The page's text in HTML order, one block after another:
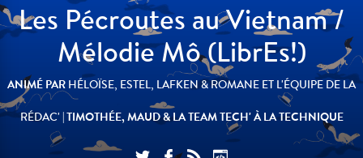
Les Pécroutes au Vietnam /
Mélodie Mô (LibrEs!)
ANIMÉ PAR HÉLOÏSE, ESTEL, LAFKEN & ROMANE ET L'ÉQUIPE DE LA
RÉDAC' | TIMOTHÉE, MAUD & LA TEAM TECH' À LA TECHNIQUE